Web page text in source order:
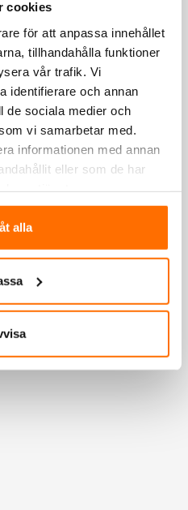
cookies
för att anpassa innehållet
tillhandahålla funktioner
vår trafik. Vi
identifierare och annan
de sociala medier och
vi samarbetar med.
informationen med annan
eller som de har
alla